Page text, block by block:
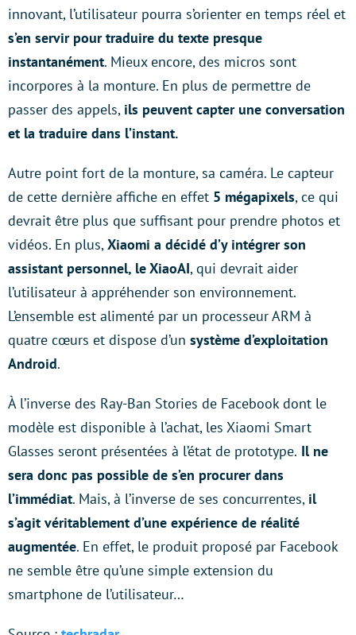
innovant, l’utilisateur pourra s’orienter en temps réel et
s’en servir pour traduire du texte presque
instantanément. Mieux encore, des micros sont
incorpores à la monture. En plus de permettre de
passer des appels, ils peuvent capter une conversation
et la traduire dans l’instant.
Autre point fort de la monture, sa caméra. Le capteur
de cette dernière affiche en effet 5 mégapixels, ce qui
devrait être plus que suffisant pour prendre photos et
vidéos. En plus,Xiaomi a décidé d’y intégrer son
assistant personnel, le XiaoAI, qui devrait aider
l’utilisateur à appréhender son environnement.
L’ensemble est alimenté par un processeur ARM à
quatre cœurs et dispose d’un système d’exploitation
Android.
À l’inverse des Ray-Ban Stories de Facebook dont le
modèle est disponible à l’achat, les Xiaomi Smart
Glasses seront présentées à l’état de prototype. Il ne
sera donc pas possible de s’en procurer dans
l’immédiat. Mais, à l’inverse de ses concurrentes, il
s’agit véritablement d’une expérience de réalité
augmentée. En effet, le produit proposé par Facebook
ne semble être qu’une simple extension du
smartphone de l’utilisateur…